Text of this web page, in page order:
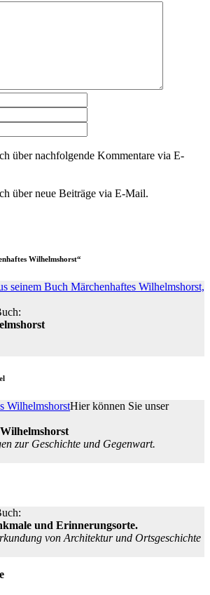
über nachfolgende Kommentare via E-
über neue Beiträge via E-Mail.
Wilhelmshorst“
Hier können Sie unser
Wilhelmshorst
zur Geschichte und Gegenwart.
und Erinnerungsorte.
von Architektur und Ortsgeschichte